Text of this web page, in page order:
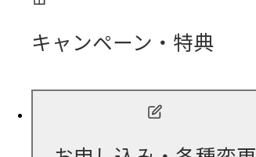
キャンペーン・特典